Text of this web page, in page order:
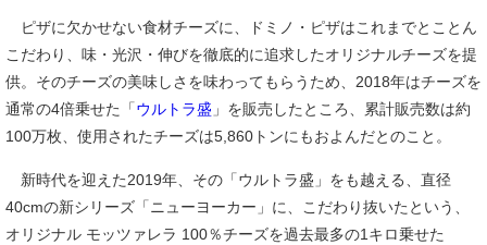
ピザに欠かせない食材チーズに、ドミノ・ピザはこれまでとことん
こだわり、味・光沢・伸びを徹底的に追求したオリジナルチーズを提
供。そのチーズの美味しさを味わってもらうため、2018年はチーズを
通常の4倍乗せた「ウルトラ盛 」を販売したところ、累計販売数は約
100万枚、使用されたチーズは5,860トンにもおよんだとのこと。
新時代を迎えた2019年、その「ウルトラ盛」をも越える、直径
40cmの新シリーズ「ニューヨーカー」に、こだわり抜いたという、
オリジナル モッツァレラ 100％チーズを過去最多の1キロ乗せた